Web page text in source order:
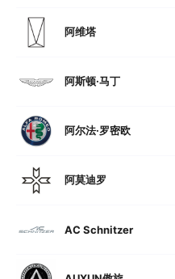
阿维塔
阿斯顿·马丁
阿尔法·罗密欧
阿莫迪罗
AC Schnitzer